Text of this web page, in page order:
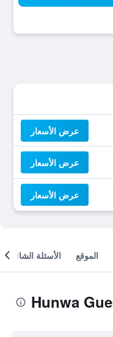
عرض الأسعار
عرض الأسعار
عرض الأسعار
الموقع الأسئلة الشائعة